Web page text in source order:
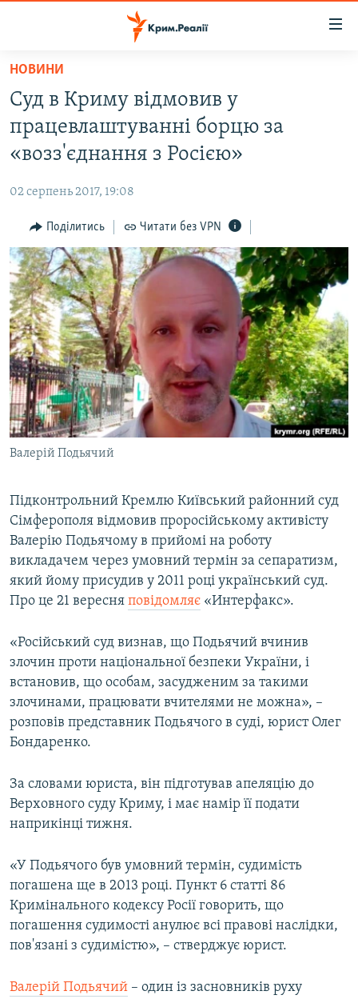
Перейти
основного
матеріалу
Перейти
до
основної
навігації
Перейти
до
пошуку
ВОДА.КРИМ
ВІДЕО ТА ФОТО
БЛОГИ
ПОГЛЯД
ІНТЕРВ'Ю
ВСЕ ЗА ДЕНЬ
СПЕЦПРОЕКТИ
ДЕПОРТАЦІЯ
ВІДЕОУРОКИ «ELIFBE»
СВІДЧЕННЯ ОКУПАЦІЇ
УКРАЇНСЬКА ПРОБЛЕМА КРИМУ
ІНФОГРАФІКА
ЯК ОБІЙТИ БЛОКУВАННЯ
Русский
Qırımtatar
ДОЛУЧАЙСЯ!
Усі сайти RFE/RL
НОВИНИ
Суд в Криму відмовив у
працевлаштуванні борцю за
«возз'єднання з Росією»
02 серпень 2017, 19:08
Поділитись Читати без VPN
Валерій Подьячий
Підконтрольний Кремлю Київський районний суд
Сімферополя відмовив проросійському активісту
Валерію Подьячому в прийомі на роботу
викладачем через умовний термін за сепаратизм,
який йому присудив у 2011 році український суд.
Про це 21 вересня повідомляє «Интерфакс».
«Російський суд визнав, що Подьячий вчинив
злочин проти національної безпеки України, і
встановив, що особам, засудженим за такими
злочинами, працювати вчителями не можна», –
розповів представник Подьячого в суді, юрист Олег
Бондаренко.
За словами юриста, він підготував апеляцію до
Верховного суду Криму, і має намір її подати
наприкінці тижня.
«У Подьячого був умовний термін, судимість
погашена ще в 2013 році. Пункт 6 статті 86
Кримінального кодексу Росії говорить, що
погашення судимості анулює всі правові наслідки,
пов'язані з судимістю», – стверджує юрист.
Валерій Подьячий – один із засновників руху